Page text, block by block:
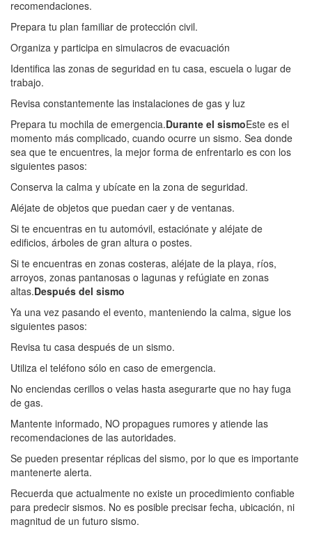
recomendaciones.
Prepara tu plan familiar de protección civil.
Organiza y participa en simulacros de evacuación
Identifica las zonas de seguridad en tu casa, escuela o lugar de
trabajo.
Revisa constantemente las instalaciones de gas y luz
Prepara tu mochila de emergencia.Durante el sismoEste es el
momento más complicado, cuando ocurre un sismo. Sea donde
sea que te encuentres, la mejor forma de enfrentarlo es con los
siguientes pasos:
Conserva la calma y ubícate en la zona de seguridad.
Aléjate de objetos que puedan caer y de ventanas.
Si te encuentras en tu automóvil, estaciónate y aléjate de
edificios, árboles de gran altura o postes.
Si te encuentras en zonas costeras, aléjate de la playa, ríos,
arroyos, zonas pantanosas o lagunas y refúgiate en zonas
altas.Después del sismo
Ya una vez pasando el evento, manteniendo la calma, sigue los
siguientes pasos:
Revisa tu casa después de un sismo.
Utiliza el teléfono sólo en caso de emergencia.
No enciendas cerillos o velas hasta asegurarte que no hay fuga
de gas.
Mantente informado, NO propagues rumores y atiende las
recomendaciones de las autoridades.
Se pueden presentar réplicas del sismo, por lo que es importante
mantenerte alerta.
Recuerda que actualmente no existe un procedimiento confiable
para predecir sismos. No es posible precisar fecha, ubicación, ni
magnitud de un futuro sismo.